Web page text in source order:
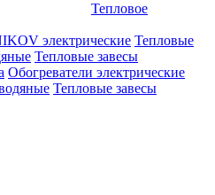
Тепловое
электрические Тепловые
Тепловые завесы
Обогреватели электрические
Тепловые завесы